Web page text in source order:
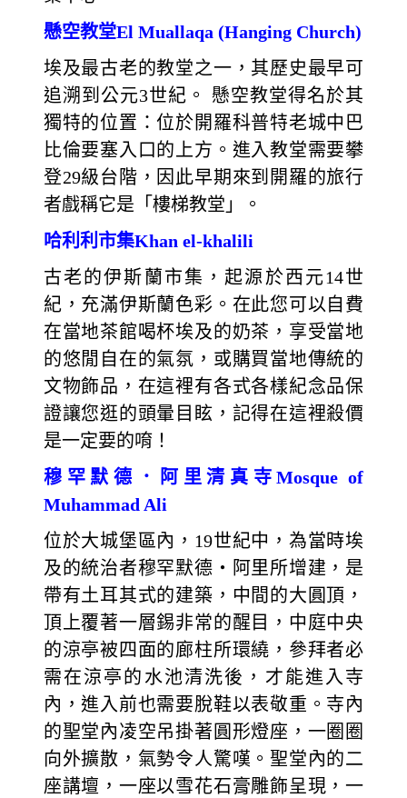
懸空教堂El Muallaqa (Hanging Church)
埃及最古老的教堂之一，其歷史最早可
追溯到公元3世紀。 懸空教堂得名於其
獨特的位置：位於開羅科普特老城中巴
比倫要塞入口的上方。進入教堂需要攀
登29級台階，因此早期來到開羅的旅行
者戲稱它是「樓梯教堂」。
哈利利市集Khan el-khalili
古老的伊斯蘭市集，起源於西元14世
紀，充滿伊斯蘭色彩。在此您可以自費
在當地茶館喝杯埃及的奶茶，享受當地
的悠閒自在的氣氛，或購買當地傳統的
文物飾品，在這裡有各式各樣紀念品保
證讓您逛的頭暈目眩，記得在這裡殺價
是一定要的唷！
穆罕默德．阿里清真寺Mosque of
Muhammad Ali
位於大城堡區內，19世紀中，為當時埃
及的統治者穆罕默德‧阿里所增建，是
帶有土耳其式的建築，中間的大圓頂，
頂上覆著一層錫非常的醒目，中庭中央
的涼亭被四面的廊柱所環繞，參拜者必
需在涼亭的水池清洗後，才能進入寺
內，進入前也需要脫鞋以表敬重。寺內
的聖堂內凌空吊掛著圓形燈座，一圈圈
向外擴散，氣勢令人驚嘆。聖堂內的二
座講壇，一座以雪花石膏雕飾呈現，一